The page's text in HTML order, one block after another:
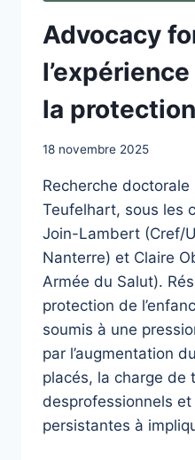
DE
DANS
LE
LOT
Advocacy
la
18 novembre 2025
Recherche
Teufelhart, sous les
Join-Lambert (Cref/
Nanterre) et Claire
Armée du Salut).
protection de
soumis à une
par l’augmentation
placés, la charge de
desprofessionnels
persistantes à